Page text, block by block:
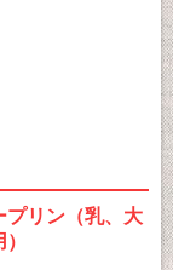
プリン（乳、大